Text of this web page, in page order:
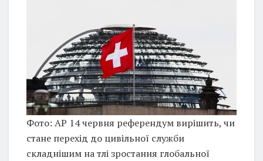
Фото: AP 14 червня референдум вирішить, чи
стане перехід до цивільної служби
складнішим на тлі зростання глобальної